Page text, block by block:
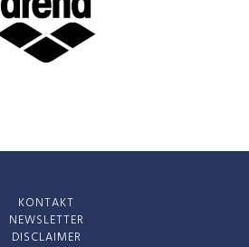
KONTAKT
NEWSLETTER
DISCLAIMER